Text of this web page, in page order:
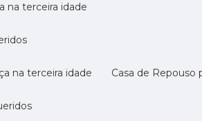
na terceira idade
na terceira idade Casa de